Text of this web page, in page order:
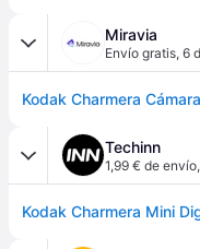
Miravia
Envío gratis, 6
Techinn
1,99 € de envío,